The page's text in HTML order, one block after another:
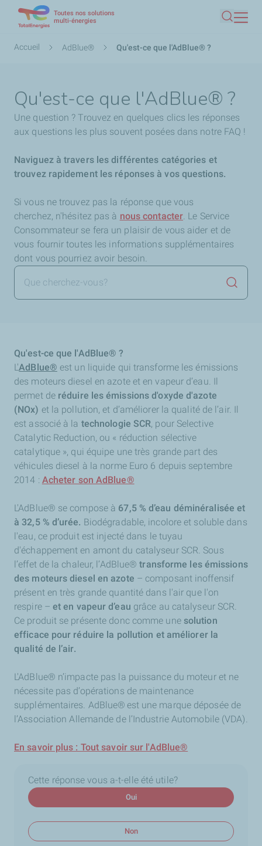
contenu
Toutes nos solutions
multi-énergies
Fil
Accueil AdBlue® Qu'est-ce que l'AdBlue® ?
Qu'est-ce que l'AdBlue® ?
Une question ? Trouvez en quelques clics les réponses
aux questions les plus souvent posées dans notre FAQ !
Naviguez à travers les différentes catégories et
trouvez rapidement les réponses à vos questions.
Si vous ne trouvez pas la réponse que vous
cherchez, n'hésitez pas à nous contacter. Le Service
Consommateur se fera un plaisir de vous aider et de
vous fournir toutes les informations supplémentaires
dont vous pourriez avoir besoin.
Qu'est-ce que l'AdBlue® ?
L'AdBlue® est un liquide qui transforme les émissions
des moteurs diesel en azote et en vapeur d’eau. Il
permet de réduire les émissions d'oxyde d'azote
(NOx) et la pollution, et d’améliorer la qualité de l’air. Il
est associé à la technologie SCR, pour Selective
Catalytic Reduction, ou « réduction sélective
catalytique », qui équipe une très grande part des
véhicules diesel à la norme Euro 6 depuis septembre
2014 : Acheter son AdBlue®️
L'AdBlue® se compose à 67,5 % d’eau déminéralisée et
à 32,5 % d’urée. Biodégradable, incolore et soluble dans
l'eau, ce produit est injecté dans le tuyau
d'échappement en amont du catalyseur SCR. Sous
l’effet de la chaleur, l’AdBlue®transforme les émissions
des moteurs diesel en azote – composant inoffensif
présent en très grande quantité dans l'air que l'on
respire – et en vapeur d’eau grâce au catalyseur SCR.
Ce produit se présente donc comme une solution
efficace pour réduire la pollution et améliorer la
qualité de l’air.
L'AdBlue® n’impacte pas la puissance du moteur et ne
nécessite pas d’opérations de maintenance
supplémentaires. AdBlue® est une marque déposée de
l’Association Allemande de l’Industrie Automobile (VDA).
En savoir plus : Tout savoir sur l'AdBlue®
Cette réponse vous a-t-elle été utile?
Oui
Non